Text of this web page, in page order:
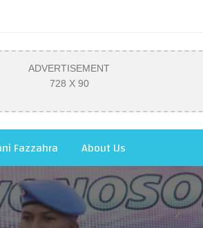
ADVERTISEMENT
728 X 90
Fazzahra About Us